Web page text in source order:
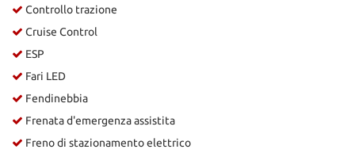
Controllo trazione
Cruise Control
ESP
Fari LED
Fendinebbia
Frenata d'emergenza assistita
Freno di stazionamento elettrico